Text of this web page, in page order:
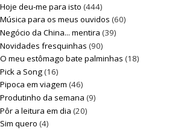
Hoje deu-me para isto (444)
Música para os meus ouvidos (60)
Negócio da China... mentira (39)
Novidades fresquinhas (90)
O meu estômago bate palminhas (18)
Pick a Song(16)
Pipoca em viagem (46)
Produtinho da semana (9)
Pôr a leitura em dia (20)
Sim quero (4)